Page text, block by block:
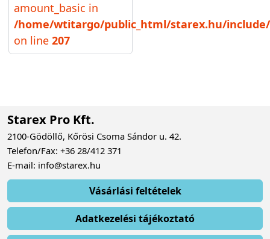
amount_basic in
/home/wtitargo/public_html/starex.hu/
on line 207
Starex Pro Kft.
2100-Gödöllő, Kőrösi Csoma Sándor u. 42.
Telefon/Fax: +36 28/412 371
E-mail: info@starex.hu
Vásárlási feltételek
Adatkezelési tájékoztató